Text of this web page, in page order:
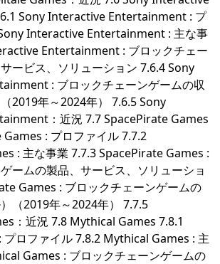
Sony Interactive Entertainment : プ
Interactive Entertainment : 主な事
Entertainment : ブロックチェー
ービス、ソリューション 7.6.4 Sony
: ブロックチェーンゲームの収
2019年～2024年） 7.6.5 Sony
：近況 7.7 SpacePirate Games
: プロファイル 7.7.2
: 主な事業 7.7.3 SpacePirate Games :
ームの製品、サービス、ソリューショ
Games : ブロックチェーンゲームの
（2019年～2024年） 7.7.5
：近況 7.8 Mythical Games 7.8.1
ロファイル 7.8.2 Mythical Games : 主
Games : ブロックチェーンゲームの